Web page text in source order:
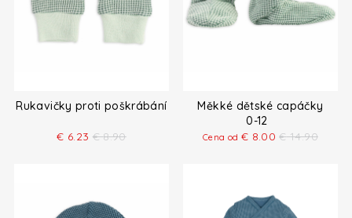
Rukavičky proti poškrábání
€ 6.23 € 8.90
Měkké dětské capáčky
0-12
Cena od € 8.00 € 14.90